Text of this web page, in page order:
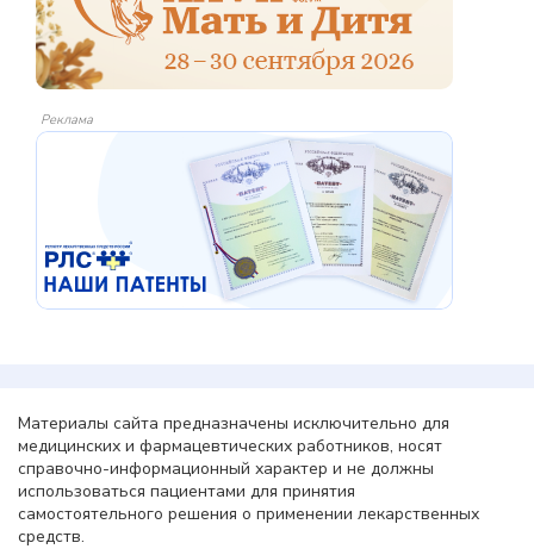
Реклама
Материалы сайта предназначены исключительно для
медицинских и фармацевтических работников, носят
справочно-информационный характер и не должны
использоваться пациентами для принятия
самостоятельного решения о применении лекарственных
средств.